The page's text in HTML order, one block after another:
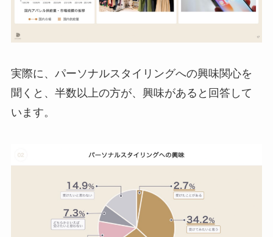
実際に、パーソナルスタイリングへの興味関心を
聞くと、半数以上の方が、興味があると回答して
います。